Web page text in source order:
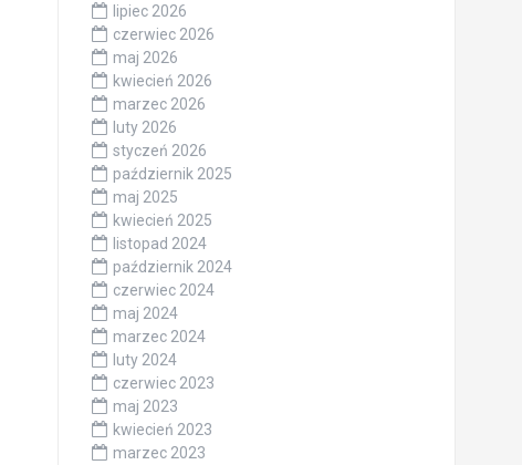
lipiec 2026
czerwiec 2026
maj 2026
kwiecień 2026
marzec 2026
luty 2026
styczeń 2026
październik 2025
maj 2025
kwiecień 2025
listopad 2024
październik 2024
czerwiec 2024
maj 2024
marzec 2024
luty 2024
czerwiec 2023
maj 2023
kwiecień 2023
marzec 2023